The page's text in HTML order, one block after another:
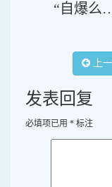
“自爆
上
发表回复
必填项已用 * 标注